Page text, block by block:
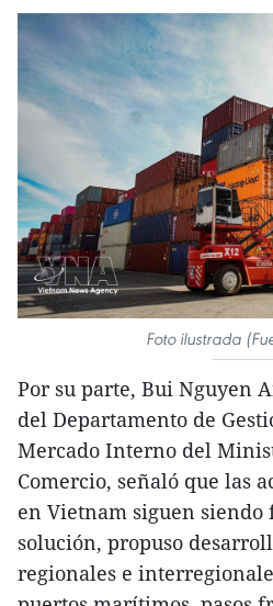
Foto ilustrada
Por su parte, Bui Nguyen
del Departamento de
Mercado Interno del
Comercio, señaló que las
en Vietnam siguen siendo
solución, propuso
regionales e